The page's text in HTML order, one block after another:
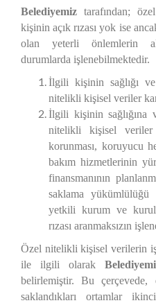
Belediyemiz tarafından;
kişinin açık rızası yok ise
olan yeterli önlemlerin
durumlarda işlenebilmektedir.
İlgili kişinin sağlığı
nitelikli kişisel veriler
İlgili kişinin sağlığına
nitelikli kişisel veriler
korunması, koruyucu
bakım hizmetlerinin
finansmanının
saklama
yetkili kurum ve
rızası aranmaksızın
Özel nitelikli kişisel verilerin
ile ilgili olarak
belirlemiştir. Bu
saklandıkları ortamlar